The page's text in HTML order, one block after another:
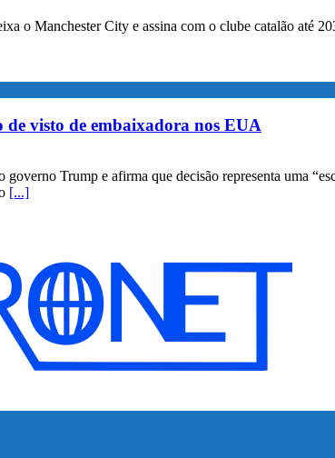
o Manchester City e assina com o clube catalão até
visto de embaixadora nos EUA
governo Trump e afirma que decisão representa uma
[...]